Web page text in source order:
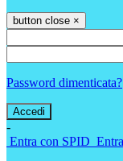
button close ×
Password dimenticata?
-
Entra con SPID